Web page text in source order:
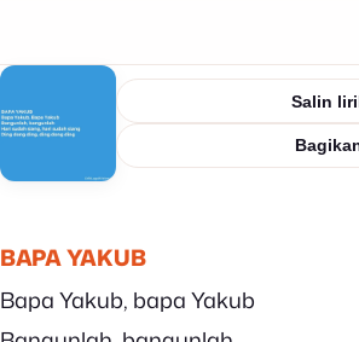
Salin
BAPA YAKUB
Bapa Yakub, bapa Yakub